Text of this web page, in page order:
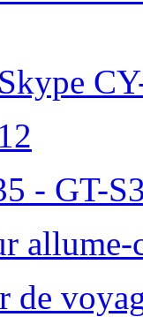
- GT-
de